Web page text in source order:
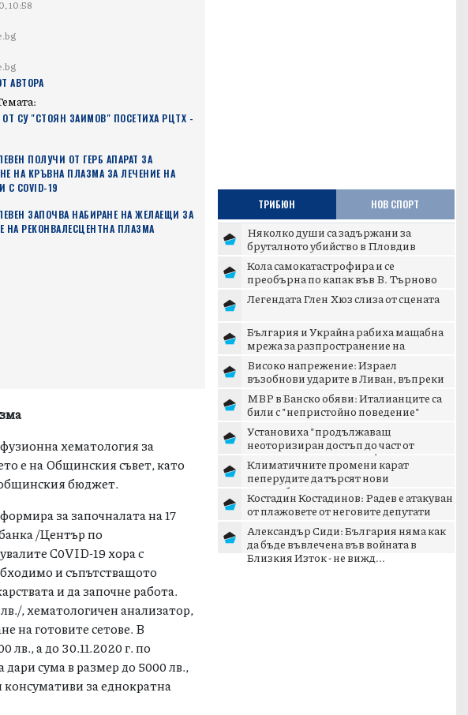
10:58
АВТОРА
СУ "СТОЯН ЗАИМОВ" ПОСЕТИХА РЦТХ -
ПОЛУЧИ ОТ ГЕРБ АПАРАТ ЗА
НА КРЪВНА ПЛАЗМА ЗА ЛЕЧЕНИЕ НА
С COVID-19
ЗАПОЧВА НАБИРАНЕ НА ЖЕЛАЕЩИ ЗА
НА РЕКОНВАЛЕСЦЕНТНА ПЛАЗМА
хематология за
e на Общинския съвет, като
общинския бюджет.
за започналата на 17
/Център по
C0VID-19 хора с
и съпътстващото
и да започне работа.
, хематологичен анализатор,
на готовите сетове. В
лв., а до 30.11.2020 г. по
сума в размер до 5000 лв.,
консумативи за еднократна
ТРИБЮН НОВ СПОРТ
Няколко души са задържани за
бруталното убийство в Пловдив
Кола самокатастрофира и се
преобърна по капак във В. Търново
Легендата Глен Хюз слиза от сцената
България и Украйна рабиха мащабна
мрежа за разпространение на
наркотици
Високо напрежение: Израел
възобнови ударите в Ливан, въпреки
преговорите в Рим
МВР в Банско обяви: Италианците са
били с "непристойно поведение"
Установиха "продължаващ
неоторизиран достъп до част от
административните информационни
мре...
Климатичните промени карат
пеперудите да търсят нови
местообитания
Костадин Костадинов: Радев е атакуван
от плажoвете от неговите депутати
Александър Сиди: България няма как
да бъде въвлечена във войната в
Близкия Изток - не вижд...